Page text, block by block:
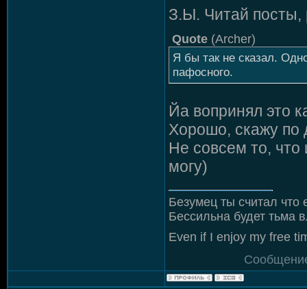
З.Ы. Читай посты,
Quote (Archer)
Я бы так не сказал.
пафосного.
Йа вопринял это
Хорошо, скажу по
Не совсем то, что
могу)
Безумец ты считал
Бессильна будет тьма
Even if I enjoy my free